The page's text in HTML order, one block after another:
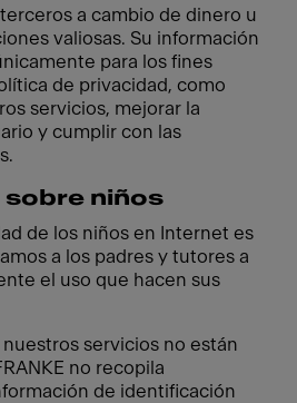
a cambio de dinero u
valiosas. Su información
para los fines
de privacidad, como
servicios, mejorar la
y cumplir con las
sobre niños
de los niños en Internet es
a los padres y tutores a
el uso que hacen sus
servicios no están
no recopila
de identificación